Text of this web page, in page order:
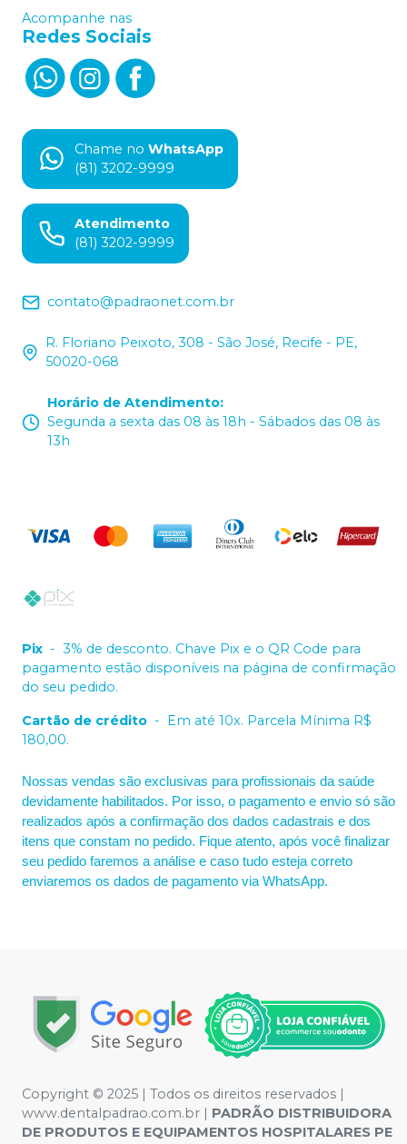
Acompanhe nas
Redes Sociais
Chame no WhatsApp
(81) 3202-9999
Atendimento
(81) 3202-9999
contato@padraonet.com.br
R. Floriano Peixoto, 308 - São José, Recife - PE,
50020-068
Horário de Atendimento:
Segunda a sexta das 08 às 18h - Sábados das 08 às
13h
Pix - 3% de desconto. Chave Pix e o QR Code para
pagamento estão disponíveis na página de confirmação
do seu pedido.
Cartão de crédito - Em até 10x. Parcela Mínima R$
180,00.
Nossas vendas são exclusivas para profissionais da saúde
devidamente habilitados. Por isso, o pagamento e envio só são
realizados após a confirmação dos dados cadastrais e dos
itens que constam no pedido. Fique atento, após você finalizar
seu pedido faremos a análise e caso tudo esteja correto
enviaremos os dados de pagamento via WhatsApp.
Copyright © 2025 | Todos os direitos reservados |
www.dentalpadrao.com.br | PADRÃO DISTRIBUIDORA
DE PRODUTOS E EQUIPAMENTOS HOSPITALARES PE